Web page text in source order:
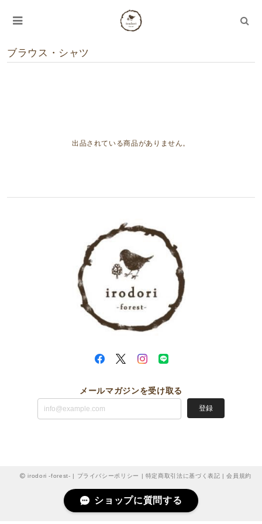
ブラウス・シャツ
出品されている商品がありません。
メールマガジンを受け取る
登録
irodori -forest- | プライバシーポリシー | 特定商取引法に基づく表記 |会員規約
ショップに質問する